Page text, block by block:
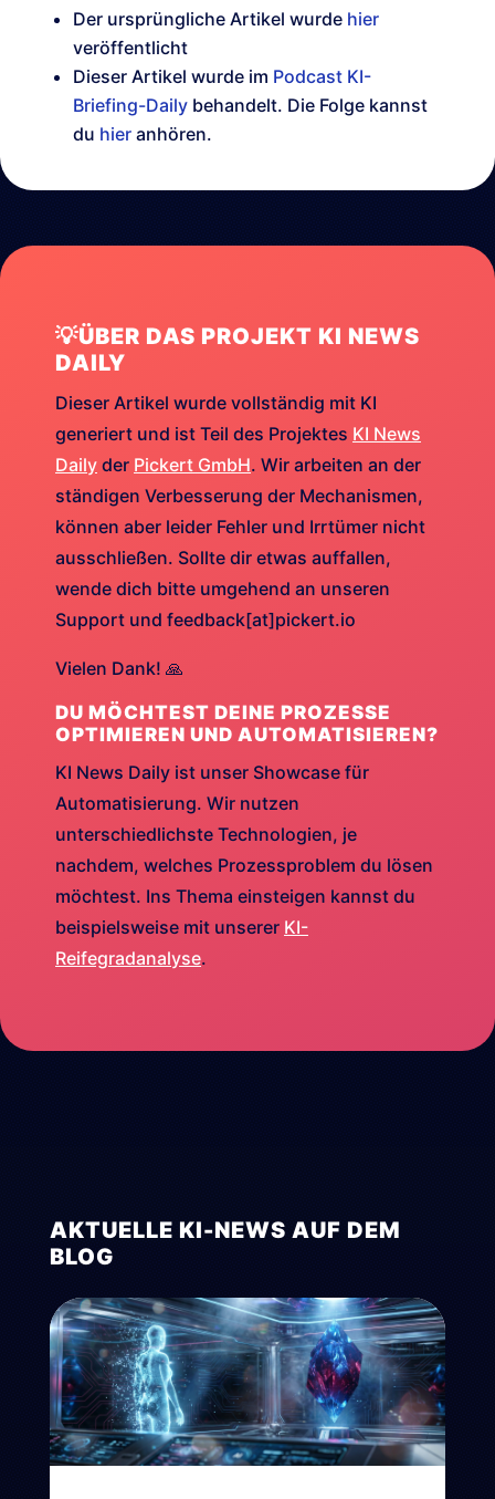
Der ursprüngliche Artikel wurde hier
veröffentlicht
Dieser Artikel wurde im Podcast KI-
Briefing-Daily behandelt. Die Folge kannst
du hier anhören.
💡ÜBER DAS PROJEKT KI NEWS
DAILY
Dieser Artikel wurde vollständig mit KI
generiert und ist Teil des Projektes KI News
Daily der Pickert GmbH. Wir arbeiten an der
ständigen Verbesserung der Mechanismen,
können aber leider Fehler und Irrtümer nicht
ausschließen. Sollte dir etwas auffallen,
wende dich bitte umgehend an unseren
Support und feedback[at]pickert.io
Vielen Dank! 🙏
DU MÖCHTEST DEINE PROZESSE
OPTIMIEREN UND AUTOMATISIEREN?
KI News Daily ist unser Showcase für
Automatisierung. Wir nutzen
unterschiedlichste Technologien, je
nachdem, welches Prozessproblem du lösen
möchtest. Ins Thema einsteigen kannst du
beispielsweise mit unserer KI-
Reifegradanalyse.
AKTUELLE KI-NEWS AUF DEM
BLOG